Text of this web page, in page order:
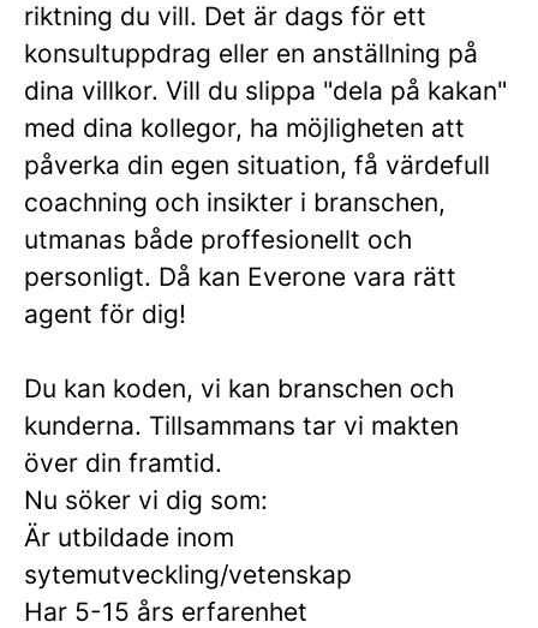
riktning du vill. Det är dags för ett
konsultuppdrag eller en anställning på
dina villkor. Vill du slippa "dela på kakan"
med dina kollegor, ha möjligheten att
påverka din egen situation, få värdefull
coachning och insikter i branschen,
utmanas både proffesionellt och
personligt. Då kan Everone vara rätt
agent för dig!
Du kan koden, vi kan branschen och
kunderna. Tillsammans tar vi makten
över din framtid.
Nu söker vi dig som:
Är utbildade inom
sytemutveckling/vetenskap
Har 5-15 års erfarenhet